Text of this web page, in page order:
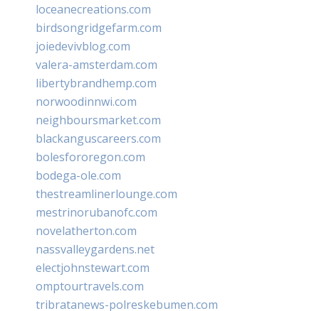
loceanecreations.com
birdsongridgefarm.com
joiedevivblog.com
valera-amsterdam.com
libertybrandhemp.com
norwoodinnwi.com
neighboursmarket.com
blackanguscareers.com
bolesfororegon.com
bodega-ole.com
thestreamlinerlounge.com
mestrinorubanofc.com
novelatherton.com
nassvalleygardens.net
electjohnstewart.com
omptourtravels.com
tribratanews-polreskebumen.com